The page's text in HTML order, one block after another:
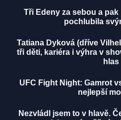
Tři Edeny za sebou a
pochlubila
Tatiana Dyková (dříve
tři děti, kariéra i výhra v
hlas
UFC Fight Night: Gamrot
nejlepší
Nezvládl jsem to v hlavě.